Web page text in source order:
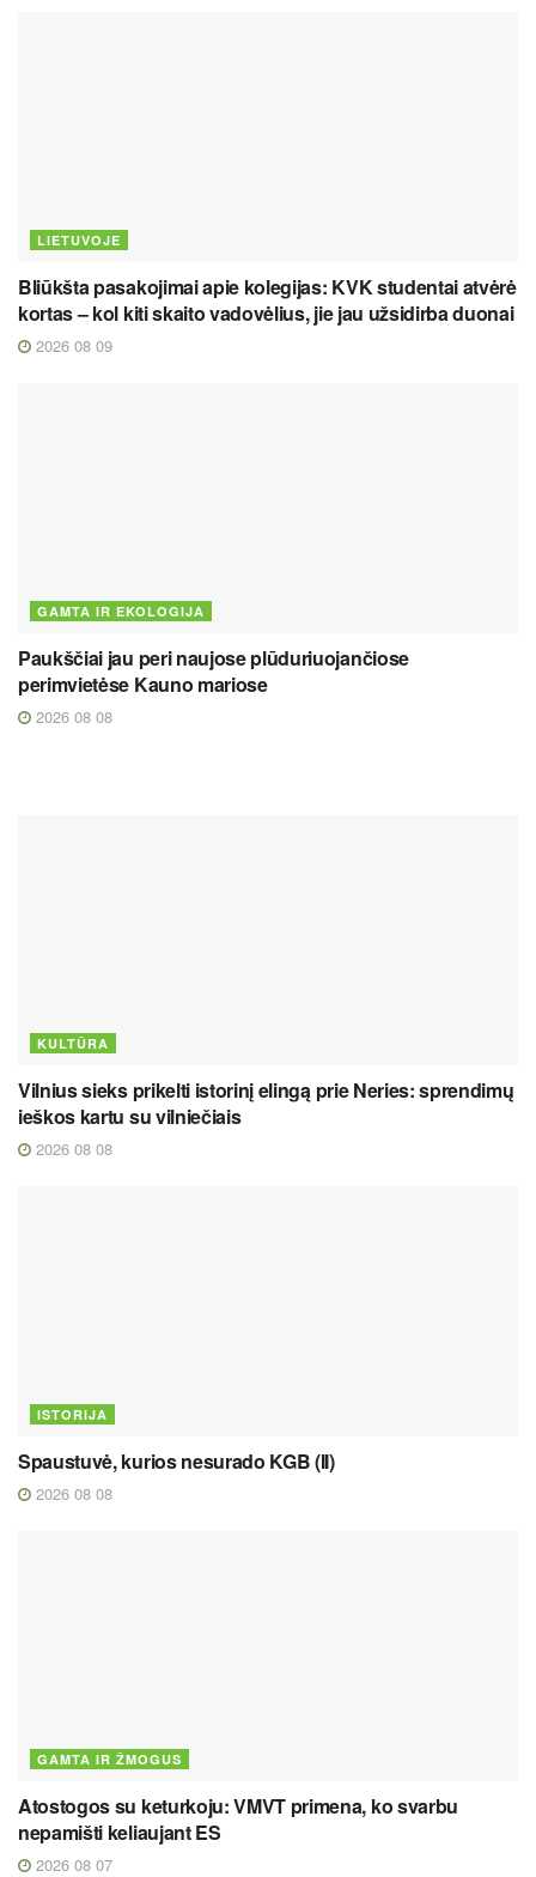
LIETUVOJE
Bliūkšta pasakojimai apie kolegijas: KVK studentai atvėrė
kortas – kol kiti skaito vadovėlius, jie jau užsidirba duonai
2026 08 09
GAMTA IR EKOLOGIJA
Paukščiai jau peri naujose plūduriuojančiose
perimvietėse Kauno mariose
2026 08 08
KULTŪRA
Vilnius sieks prikelti istorinį elingą prie Neries: sprendimų
ieškos kartu su vilniečiais
2026 08 08
ISTORIJA
Spaustuvė, kurios nesurado KGB (II)
2026 08 08
GAMTA IR ŽMOGUS
Atostogos su keturkoju: VMVT primena, ko svarbu
nepamišti keliaujant ES
2026 08 07